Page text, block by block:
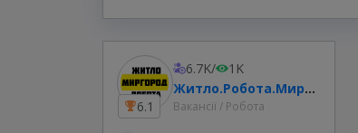
6.1
6.7K/
1K
Житло.Робота.Миргород
Вакансії / Робота